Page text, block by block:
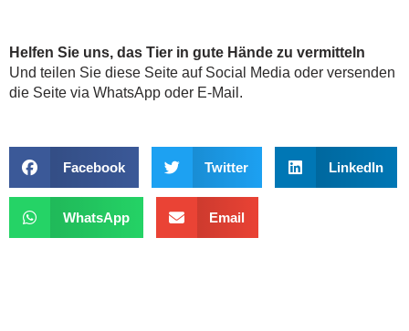
Helfen Sie uns, das Tier in gute Hände zu vermitteln
Und teilen Sie diese Seite auf Social Media oder versenden
die Seite via WhatsApp oder E-Mail.
Facebook Twitter LinkedIn
WhatsApp Email